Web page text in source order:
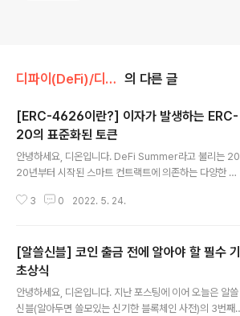
디파이(DeFi)/디파이 초보자 가이드 의 다른 글
[ERC-4626이란?] 이자가 발생하는 ERC-
20의 표준화된 토큰
안녕하세요, 디온입니다. DeFi Summer라고 불리는 20
20년부터 시작된 스마트 컨트랙트에 의존하는 다양한 탈
계 환경을 크게 변화시켰습니다. 현재 디지털자산 생태계
인인 이더리움 메인넷 상에는 64% 정도의 자산들이 올라
와 있습니다. 더불어 해당 수치에는 EVM호환 체인을 비롯
하여 레이어2 확장 솔루션 네트워크가 빠져 있는 관계로,
이더리움 메인넷에 의존하고 있거나 표준을 따르는 체인들
3 0 2022. 5. 24.
[알쓸신블] 코인 출금 전에 알아야 할 필수 기
초상식
안녕하세요, 디온입니다. 지난 포스팅에 이어 오늘은 알쓸
신블(알아두면 쓸모있는 신기한 블록체인 사전)의 3번째